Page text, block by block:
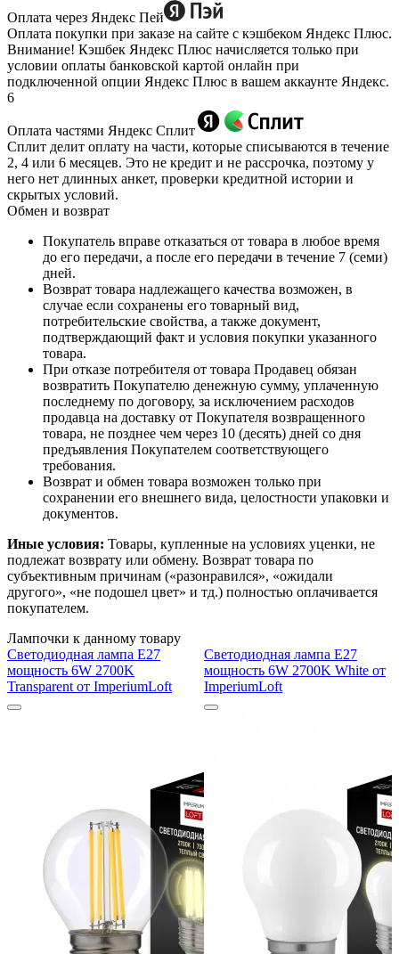
Оплата через Яндекс Пей
Оплата покупки при заказе на сайте с кэшбеком Яндекс Плюс.
Внимание! Кэшбек Яндекс Плюс начисляется только при
условии оплаты банковской картой онлайн при
подключенной опции Яндекс Плюс в вашем аккаунте Яндекс.
6
Оплата частями Яндекс Сплит
Сплит делит оплату на части, которые списываются в течение
2, 4 или 6 месяцев. Это не кредит и не рассрочка, поэтому у
него нет длинных анкет, проверки кредитной истории и
скрытых условий.
Обмен и возврат
Покупатель вправе отказаться от товара в любое время
до его передачи, а после его передачи в течение 7 (семи)
дней.
Возврат товара надлежащего качества возможен, в
случае если сохранены его товарный вид,
потребительские свойства, а также документ,
подтверждающий факт и условия покупки указанного
товара.
При отказе потребителя от товара Продавец обязан
возвратить Покупателю денежную сумму, уплаченную
последнему по договору, за исключением расходов
продавца на доставку от Покупателя возвращенного
товара, не позднее чем через 10 (десять) дней со дня
предъявления Покупателем соответствующего
требования.
Возврат и обмен товара возможен только при
сохранении его внешнего вида, целостности упаковки и
документов.
Иные условия: Товары, купленные на условиях уценки, не
подлежат возврату или обмену. Возврат товара по
субъективным причинам («разонравился», «ожидали
другого», «не подошел цвет» и тд.) полностью оплачивается
покупателем.
Лампочки к данному товару
Светодиодная лампа E27
мощность 6W 2700K
Transparent от ImperiumLoft
Светодиодная лампа E27
мощность 6W 2700K White от
ImperiumLoft